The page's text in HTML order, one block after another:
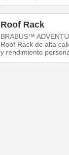
Roof Rack
BRABUS™
Roof Rack de alta
y rendimiento